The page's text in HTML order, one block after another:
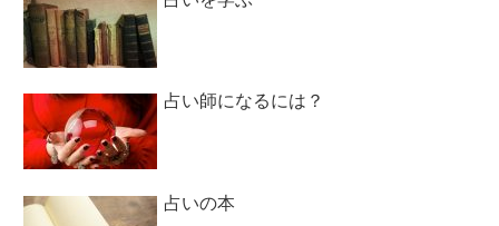
占い師になるには？
占いの本